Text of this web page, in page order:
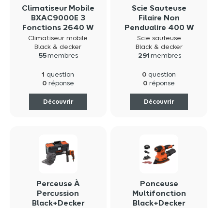
Climatiseur Mobile
BXAC9000E 3
Fonctions 2640 W
65dB(A) - Black &
Decker
Climatiseur mobile
Black & decker
55membres
1 question
0 réponse
Découvrir
Scie Sauteuse
Filaire Non
Pendualire 400 W
Maxi 3000 Tr/min
Black+Decker
BES603-QS
Scie sauteuse
Black & decker
291 membres
0 question
0 réponse
Découvrir
Perceuse À
Percussion
Black+Decker
Ponceuse
Multifonction
Black+Decker